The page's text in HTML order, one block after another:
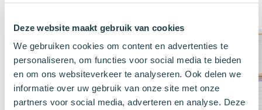
Deze website maakt gebruik van cookies
We gebruiken cookies om content en advertenties te
personaliseren, om functies voor social media te bieden
en om ons websiteverkeer te analyseren. Ook delen we
informatie over uw gebruik van onze site met onze
partners voor social media, adverteren en analyse. Deze
Buy, Spin & Win 🚙
Package Deal
-10%